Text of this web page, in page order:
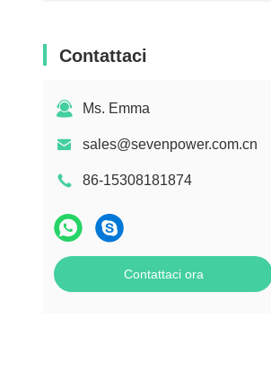
Contattaci
Ms. Emma
sales@sevenpower.com.cn
86-15308181874
Contattaci ora